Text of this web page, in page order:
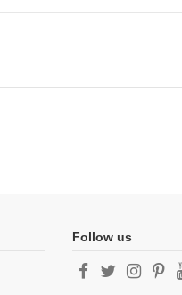
Follow us